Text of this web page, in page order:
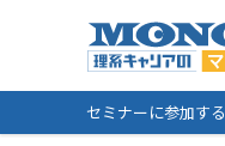
セミナーに参加する